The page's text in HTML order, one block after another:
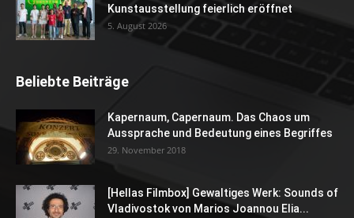
Kunstausstellung feierlich eröffnet
5. August 2026
Beliebte Beiträge
Kapernaum, Capernaum. Das Chaos um
Aussprache und Bedeutung eines Begriffes
29. November 2018
[Hellas Filmbox] Gewaltiges Werk: Sounds of
Vladivostok von Marios Joannou Elia...